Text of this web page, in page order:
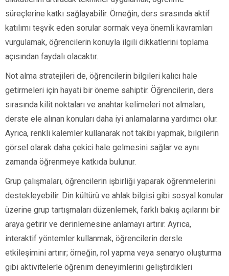
süreçlerine katkı sağlayabilir. Örneğin, ders sırasında aktif
katılımı teşvik eden sorular sormak veya önemli kavramları
vurgulamak, öğrencilerin konuyla ilgili dikkatlerini toplama
açısından faydalı olacaktır.
Not alma stratejileri de, öğrencilerin bilgileri kalıcı hale
getirmeleri için hayati bir öneme sahiptir. Öğrencilerin, ders
sırasında kilit noktaları ve anahtar kelimeleri not almaları,
derste ele alınan konuları daha iyi anlamalarına yardımcı olur.
Ayrıca, renkli kalemler kullanarak not takibi yapmak, bilgilerin
görsel olarak daha çekici hale gelmesini sağlar ve aynı
zamanda öğrenmeye katkıda bulunur.
Grup çalışmaları, öğrencilerin işbirliği yaparak öğrenmelerini
destekleyebilir. Din kültürü ve ahlak bilgisi gibi sosyal konular
üzerine grup tartışmaları düzenlemek, farklı bakış açılarını bir
araya getirir ve derinlemesine anlamayı artırır. Ayrıca,
interaktif yöntemler kullanmak, öğrencilerin dersle
etkileşimini artırır; örneğin, rol yapma veya senaryo oluşturma
gibi aktivitelerle öğrenim deneyimlerini geliştirdikleri